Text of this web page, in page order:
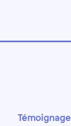
Témoignage